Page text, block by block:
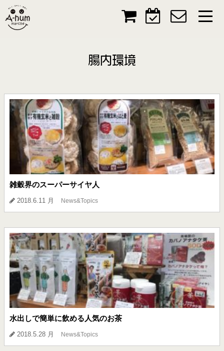
腸内環境
雑穀界のスーパーサイヤ人
2018.6.11 月 News&Topics
水出しで簡単に飲める人気のお茶
2018.5.28 月 News&Topics